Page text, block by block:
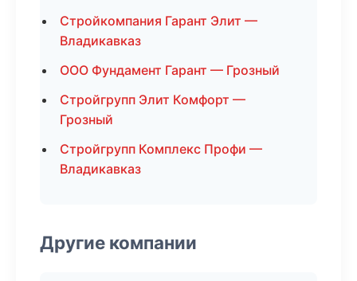
Стройкомпания Гарант Элит —
Владикавказ
ООО Фундамент Гарант — Грозный
Стройгрупп Элит Комфорт —
Грозный
Стройгрупп Комплекс Профи —
Владикавказ
Другие компании